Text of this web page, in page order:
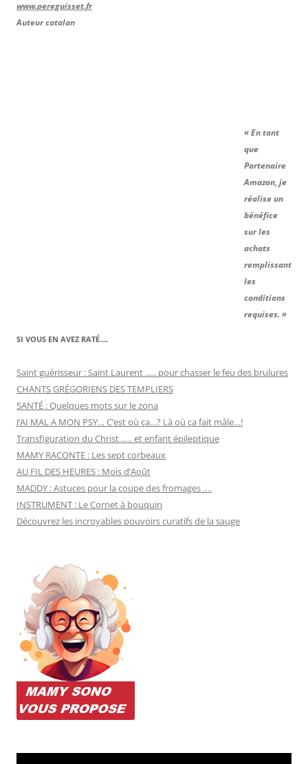
www.pereguisset.fr
Auteur catalan
« En tant
que
Partenaire
Amazon, je
réalise un
bénéfice
sur les
achats
remplissant
les
conditions
requises. »
SI VOUS EN AVEZ RATÉ….
Saint guérisseur : Saint Laurent ….. pour chasser le feu des brulures
CHANTS GRÉGORIENS DES TEMPLIERS
SANTÉ : Quelques mots sur le zona
J’AI MAL A MON PSY… C’est où ça…? Là où ça fait mâle…!
Transfiguration du Christ ….. et enfant épileptique
MAMY RACONTE : Les sept corbeaux
AU FIL DES HEURES : Mois d’Août
MADDY : Astuces pour la coupe des fromages ….
INSTRUMENT : Le Cornet à bouquin
Découvrez les incroyables pouvoirs curatifs de la sauge